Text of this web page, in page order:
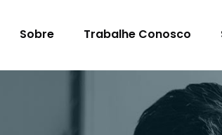
Sobre Trabalhe Conosco